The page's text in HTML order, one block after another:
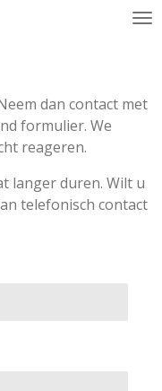
dan contact met
formulier. We
reageren.
langer duren. Wilt u
telefonisch contact